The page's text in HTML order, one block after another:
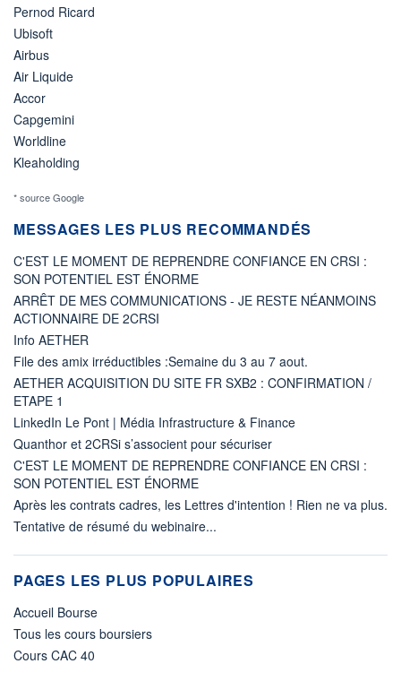
Pernod Ricard
Ubisoft
Airbus
Air Liquide
Accor
Capgemini
Worldline
Kleaholding
* source Google
MESSAGES LES PLUS RECOMMANDÉS
C'EST LE MOMENT DE REPRENDRE CONFIANCE EN CRSI :
SON POTENTIEL EST ÉNORME
ARRÊT DE MES COMMUNICATIONS - JE RESTE NÉANMOINS
ACTIONNAIRE DE 2CRSI
Info AETHER
File des amix irréductibles :Semaine du 3 au 7 aout.
AETHER ACQUISITION DU SITE FR SXB2 : CONFIRMATION /
ETAPE 1
LinkedIn Le Pont | Média Infrastructure & Finance
Quanthor et 2CRSi s’associent pour sécuriser
C'EST LE MOMENT DE REPRENDRE CONFIANCE EN CRSI :
SON POTENTIEL EST ÉNORME
Après les contrats cadres, les Lettres d'intention ! Rien ne va plus.
Tentative de résumé du webinaire...
PAGES LES PLUS POPULAIRES
Accueil Bourse
Tous les cours boursiers
Cours CAC 40